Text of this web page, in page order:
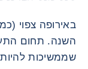
באירופה צפוי
השנה. תחום
שממשיכות להיות